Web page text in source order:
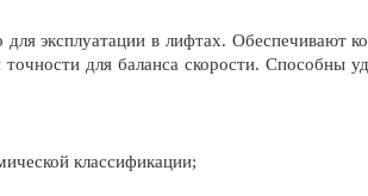
эксплуатации в лифтах. Обеспечивают
для баланса скорости. Способны
классификации;